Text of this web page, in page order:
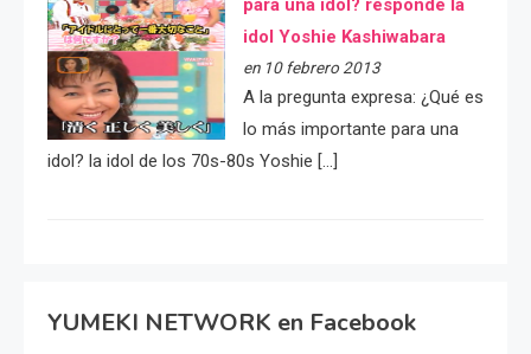
para una idol? responde la
idol Yoshie Kashiwabara
en 10 febrero 2013
A la pregunta expresa: ¿Qué es
lo más importante para una
idol? la idol de los 70s-80s Yoshie […]
YUMEKI NETWORK en Facebook